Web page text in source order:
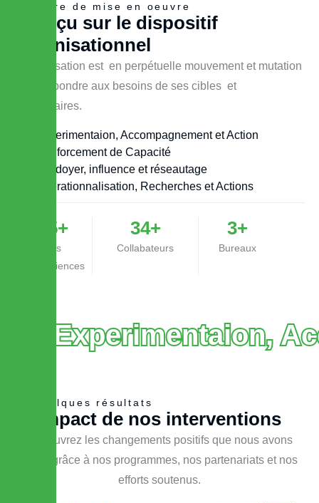
cadre de mise en oeuvre
çu sur le dispositif
nisationnel
L’organisation est en perpétuelle mouvement et mutation
pour répondre aux besoins de ses cibles et
bénéficiaires.
Experimentaion, Accompagnement et Action
Renforcement de Capacité
Plaidoyer, influence et réseautage
Opérationnalisation, Recherches et Actions
ans
d'experiences
35+
Collabateurs
34+
Bureaux
3+
Experimentaion,
Quelques résultats
mpact de nos interventions
Découvrez les changements positifs que nous avons
créés grâce à nos programmes, nos partenariats et nos
efforts soutenus.